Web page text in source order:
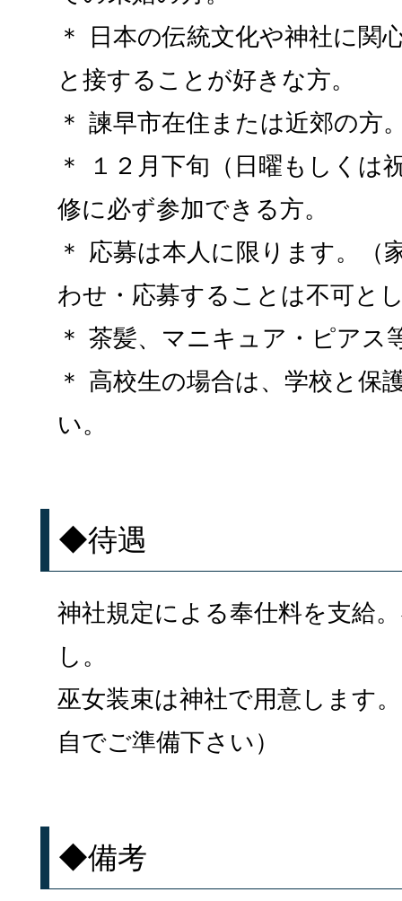
＊ 日本の伝統文化や神社に関
と接することが好きな方。
＊ 諫早市在住または近郊の方
＊ １２月下旬（日曜もしくは
修に必ず参加できる方。
＊ 応募は本人に限ります。（
わせ・応募することは不可と
＊ 茶髪、マニキュア・ピアス
＊ 高校生の場合は、学校と保
い。
◆待遇
神社規定による奉仕料を支給
し。
巫女装束は神社で用意します
自でご準備下さい）
◆備考